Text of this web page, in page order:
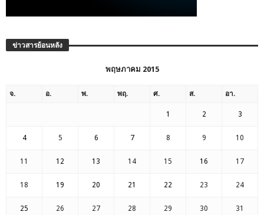
ข่าวสารย้อนหลัง
พฤษภาคม 2015
จ. อ. พ. พฤ. ศ. ส. อา.
1 2 3
4 5 6 7 8 9 10
11 12 13 14 15 16 17
18 19 20 21 22 23 24
25 26 27 28 29 30 31